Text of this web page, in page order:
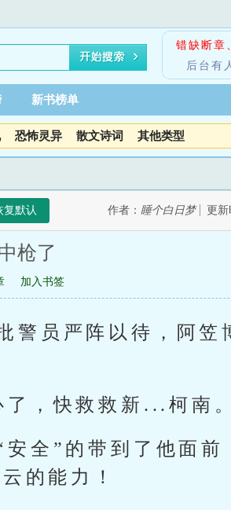
错缺断章
后台有
新书榜单
恐怖灵异 散文诗词 其他类型
复默认 作者： 睡个白日梦 更新
枪了
加入书签
警员严阵以待，阿笠
了，快救救新...柯南
全”的带到了他面前
的能力！